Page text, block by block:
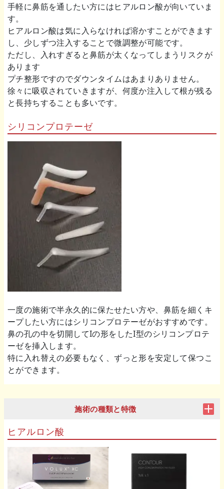
手軽に鼻筋を通したい方にはヒアルロン酸が向いていま
す。
ヒアルロン酸は気に入らなければ溶かすことができます
し、少しずつ注入することで微調整が可能です。
ただし、入れすぎると鼻筋が太くなってしまうリスクが
あります
プチ整形ですのでダウンタイムはあまりありません。
徐々に吸収されていきますが、何度か注入して根が残る
と長持ちすることも多いです。
シリコンプロテーゼ
一度の施術で半永久的に保たせたい方や、鼻筋を細くキ
ープしたい方にはシリコンプロテーゼがおすすめです。
鼻の孔の中を切開してIの形をしたI型のシリコンプロテ
ーゼを挿入します。
特に入れ替えの必要もなく、ずっと形を安定して保つこ
とができます。
施術の種類と特徴
ヒアルロン酸